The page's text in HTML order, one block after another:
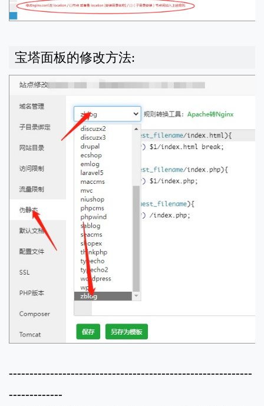
宝塔面板的修改方法:
-----------------------------------------------------------
-------------